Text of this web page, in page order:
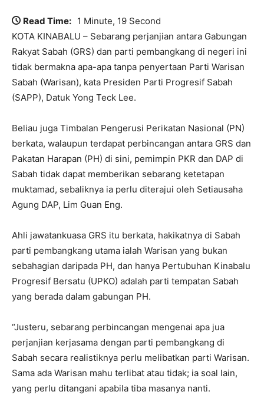
Read Time: 1 Minute, 19 Second
KOTA KINABALU – Sebarang perjanjian antara Gabungan
Rakyat Sabah (GRS) dan parti pembangkang di negeri ini
tidak bermakna apa-apa tanpa penyertaan Parti Warisan
Sabah (Warisan), kata Presiden Parti Progresif Sabah
(SAPP), Datuk Yong Teck Lee.
Beliau juga Timbalan Pengerusi Perikatan Nasional (PN)
berkata, walaupun terdapat perbincangan antara GRS dan
Pakatan Harapan (PH) di sini, pemimpin PKR dan DAP di
Sabah tidak dapat memberikan sebarang ketetapan
muktamad, sebaliknya ia perlu diterajui oleh Setiausaha
Agung DAP, Lim Guan Eng.
Ahli jawatankuasa GRS itu berkata, hakikatnya di Sabah
parti pembangkang utama ialah Warisan yang bukan
sebahagian daripada PH, dan hanya Pertubuhan Kinabalu
Progresif Bersatu (UPKO) adalah parti tempatan Sabah
yang berada dalam gabungan PH.
“Justeru, sebarang perbincangan mengenai apa jua
perjanjian kerjasama dengan parti pembangkang di
Sabah secara realistiknya perlu melibatkan parti Warisan.
Sama ada Warisan mahu terlibat atau tidak; ia soal lain,
yang perlu ditangani apabila tiba masanya nanti.